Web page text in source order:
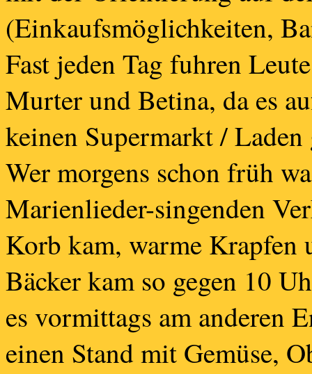
(Einkaufsmöglichkeiten,
Fast jeden Tag fuhren
Murter und Betina, da es
keinen Supermarkt / Laden
Wer morgens schon früh
Marienlieder-singenden
Korb kam, warme Krapfen
Bäcker kam so gegen 10
es vormittags am anderen
einen Stand mit Gemüse,